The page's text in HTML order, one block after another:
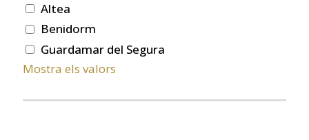
Altea
Benidorm
Guardamar del Segura
Mostra els valors